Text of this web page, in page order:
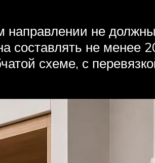
не
составлять не менее
схеме, с